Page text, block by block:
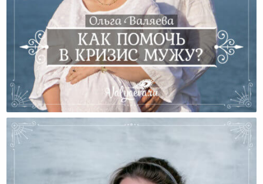
Как Помочь В Кризис Мужу?